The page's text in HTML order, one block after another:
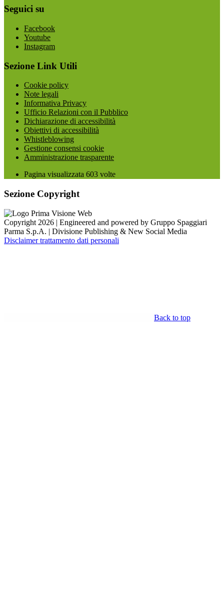
Seguici su
Facebook
Youtube
Instagram
Sezione Link Utili
Cookie policy
Note legali
Informativa Privacy
Ufficio Relazioni con il Pubblico
Dichiarazione di accessibilità
Obiettivi di accessibilità
Whistleblowing
Gestione consensi cookie
Amministrazione trasparente
Pagina visualizzata 603 volte
Sezione Copyright
Copyright 2026 | Engineered and powered by Gruppo Spaggiari
Parma S.p.A. | Divisione Publishing & New Social Media
Disclaimer trattamento dati personali
Back to top